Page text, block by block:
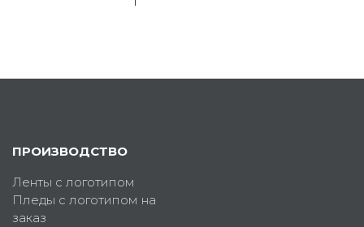
ПРОИЗВОДСТВО
Ленты с логотипом
Пледы с логотипом на
заказ